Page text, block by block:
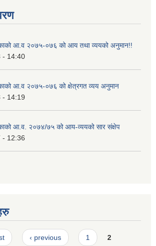
आ.व २०७५-०७६ को आय तथा व्ययको अनुमान!!
- 14:40
आ.व २०७५-०७६ को क्षेत्रगत व्यय अनुमान
- 14:19
आ.व. २०७४/७५ को आय-व्ययको सार संक्षेप
- 12:36
‹ previous 1 2